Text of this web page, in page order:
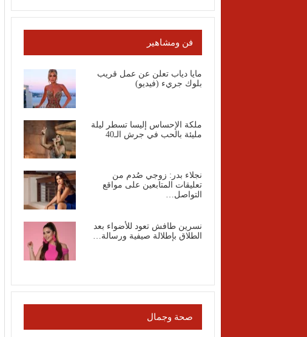
فن ومشاهير
مايا دياب تعلن عن عمل قريب
بلوك جريء (فيديو)
ملكة الإحساس إليسا تسطر ليلة
مليئة بالحب في جرش الـ40
نجلاء بدر: زوجي صُدم من
تعليقات المتابعين على مواقع
التواصل…
نسرين طافش تعود للأضواء بعد
الطلاق بإطلالة صيفية ورسالة…
صحة وجمال